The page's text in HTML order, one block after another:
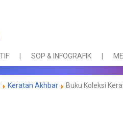
SOP & INFOGRAFIK
Keratan Akhbar Buku Koleksi